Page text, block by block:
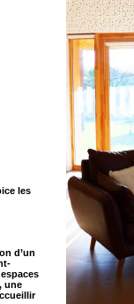
les
d’un
une